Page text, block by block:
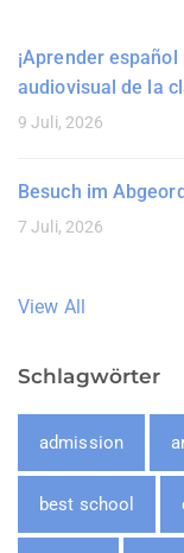
¡Aprender
audiovisual de la
9 Juli, 2026
Besuch im
7 Juli, 2026
View All
Schlagwörter
admission
best school